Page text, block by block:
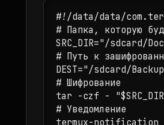
#!/data/data/
# Папка, которую
SRC_DIR="/sdcard/
# Путь к
DEST="/sdcard/
# Шифрование
tar -czf -
# Уведомление